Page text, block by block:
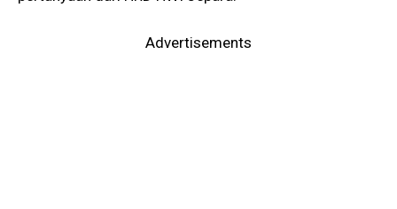
Advertisements